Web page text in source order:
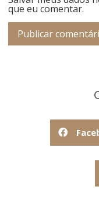
que eu comentar.